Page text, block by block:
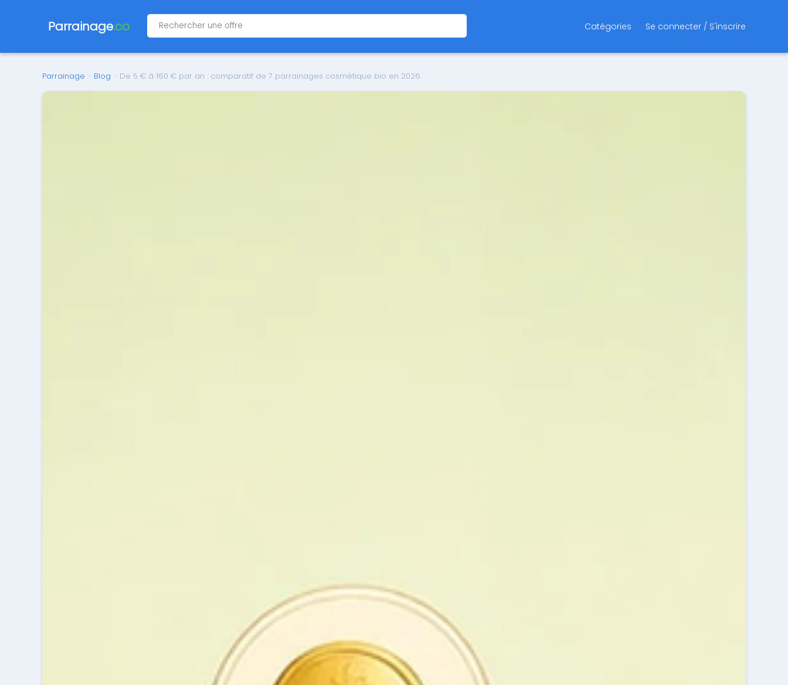
Parrainage.co Catégories Se connecter / S'inscrire
Parrainage › Blog › De 5 € à 160 € par an : comparatif de 7 parrainages cosmétique bio en 2026